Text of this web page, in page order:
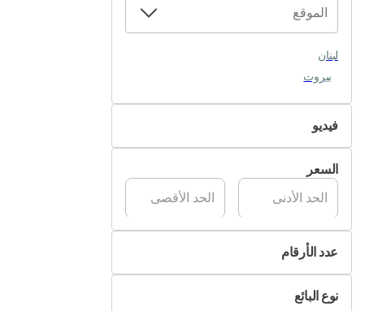
لبنان
بيروت
فيديو
غير متوفر
متوفرالسعر
عدد الأرقام
3
4
نوع البائع